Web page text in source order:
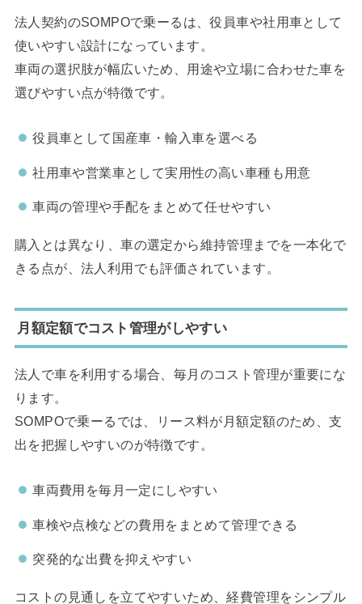
法人契約のSOMPOで乗ーるは、役員車や社用車として
使いやすい設計になっています。
車両の選択肢が幅広いため、用途や立場に合わせた車を
選びやすい点が特徴です。
役員車として国産車・輸入車を選べる
社用車や営業車として実用性の高い車種も用意
車両の管理や手配をまとめて任せやすい
購入とは異なり、車の選定から維持管理までを一本化で
きる点が、法人利用でも評価されています。
月額定額でコスト管理がしやすい
法人で車を利用する場合、毎月のコスト管理が重要にな
ります。
SOMPOで乗ーるでは、リース料が月額定額のため、支
出を把握しやすいのが特徴です。
車両費用を毎月一定にしやすい
車検や点検などの費用をまとめて管理できる
突発的な出費を抑えやすい
コストの見通しを立てやすいため、経費管理をシンプル